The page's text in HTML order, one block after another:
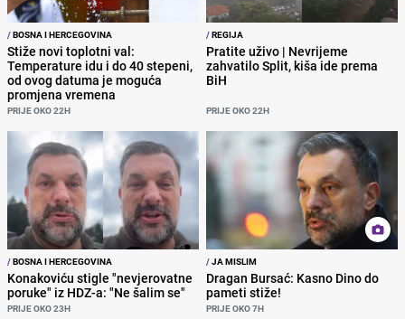
/BOSNA I HERCEGOVINA
Stiže novi toplotni val:
Temperature idu i do 40 stepeni,
od ovog datuma je moguća
promjena vremena
PRIJE OKO 22H
/REGIJA
Pratite uživo | Nevrijeme
zahvatilo Split, kiša ide prema
BiH
PRIJE OKO 22H
/BOSNA I HERCEGOVINA
Konakoviću stigle "nevjerovatne
poruke" iz HDZ-a: "Ne šalim se"
PRIJE OKO 23H
/JA MISLIM
Dragan Bursać: Kasno Dino do
pameti stiže!
PRIJE OKO 7H